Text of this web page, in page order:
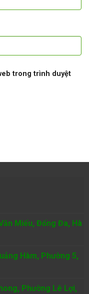
trong trình duyệt
Miếu, Đống Đa, Hà
Hàm, Phường 5,
Phường Lê Lợi,